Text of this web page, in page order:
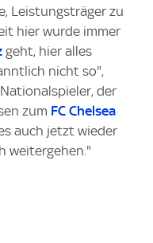
Leistungsträger zu
hier wurde immer
geht, hier alles
nicht so",
der
zum FC Chelsea
auch jetzt wieder
weitergehen."